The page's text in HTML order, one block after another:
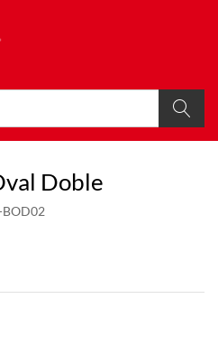
Buscar
Doble
BOD02